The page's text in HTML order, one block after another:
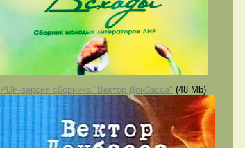
PDF-версия сборника "Вектор Донбасса" (48 Mb)